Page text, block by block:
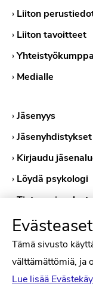
› Liiton
› Liiton tavoitteet
›
› Medialle
›Jäsenyys
›Jäsenyhdistykset
› Kirjaudu
› Löydä psykologi
›
›Evästekäytännöt
Tämä sivusto
välttämättömiä, ja
Lue lisää